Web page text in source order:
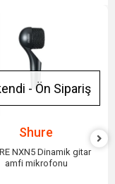
- Ön Sipariş
Shure
NXN5 Dinamik gitar
amfi mikrofonu